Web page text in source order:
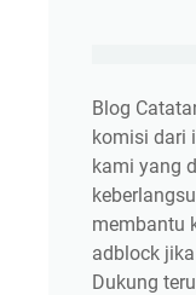
Blog
komisi dari
kami yang
membantu
adblock
Dukung